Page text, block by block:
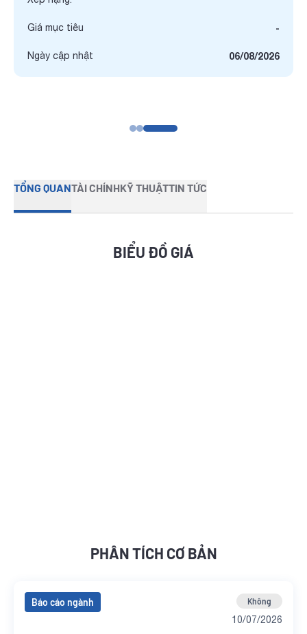
mục tiêu
cập nhật 06/08/2026
Trần
TỔNG QUANTÀI CHÍNHKỸ THUẬTTIN TỨC
BIỂU ĐỒ GIÁ
PHÂN TÍCH CƠ BẢN
Báo cáo ngành Không
10/07/2026